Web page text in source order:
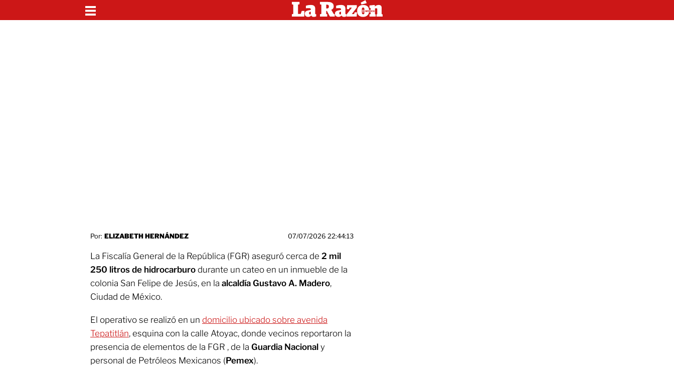
Por: ELIZABETH HERNÁNDEZ 07/07/2026 22:44:13
La Fiscalía General de la República (FGR) aseguró cerca de 2 mil
250 litros de hidrocarburo durante un cateo en un inmueble de la
colonia San Felipe de Jesús, en la alcaldía Gustavo A. Madero,
Ciudad de México.
El operativo se realizó en un domicilio ubicado sobre avenida
Tepatitlán, esquina con la calle Atoyac, donde vecinos reportaron la
presencia de elementos de la FGR , de la Guardia Nacional y
personal de Petróleos Mexicanos (Pemex).